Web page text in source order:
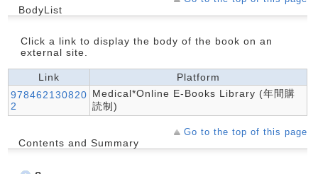
BodyList
Click a link to display the body of the book on an
external site.
Link
Platform
978462130820
2
Medical*Online E-Books Library (年間購
読制)
Go to the top of this page
Contents and Summary